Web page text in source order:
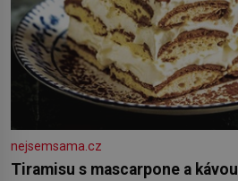
nejsemsama.cz
Tiramisu s mascarpone a kávou